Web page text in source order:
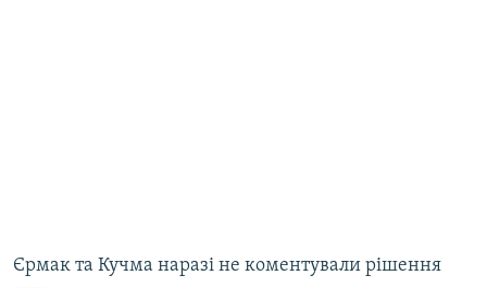
Єрмак та Кучма наразі не коментували рішення